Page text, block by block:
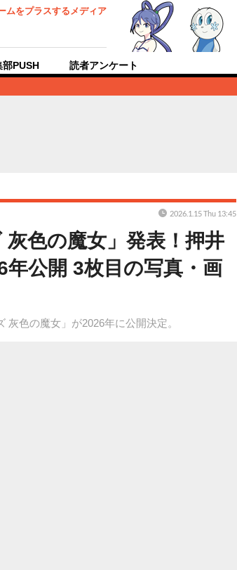
ムをプラスするメディア
部PUSH 読者アンケート
色の魔女」発表！押井
公開 3枚目の写真・画
色の魔女」が2026年に公開決定。
2026.1.15 Thu 13:45